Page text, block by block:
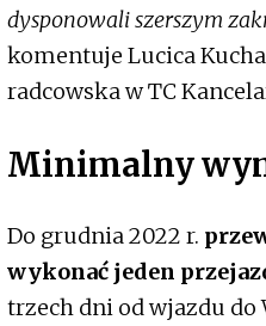
dysponowali szerszym
komentuje Lucica
radcowska w TC
Minimalny
Do grudnia 2022 r.
wykonać jeden
trzech dni od wjazdu